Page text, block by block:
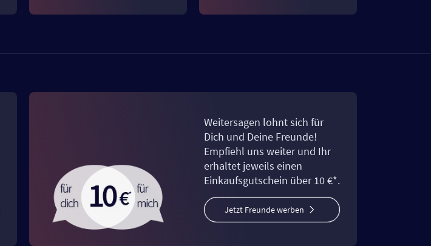
Weitersagen lohnt sich für
Dich und Deine Freunde!
Empfiehl uns weiter und Ihr
erhaltet jeweils einen
Einkaufsgutschein über 10 €*.
Jetzt Freunde werben